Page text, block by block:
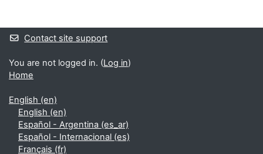
Supplementary blocks
Contact site support
You are not logged in. (Log in)
Home
English ‎(en)‎
English ‎(en)‎
Español - Argentina ‎(es_ar)‎
Español - Internacional ‎(es)‎
Français ‎(fr)‎